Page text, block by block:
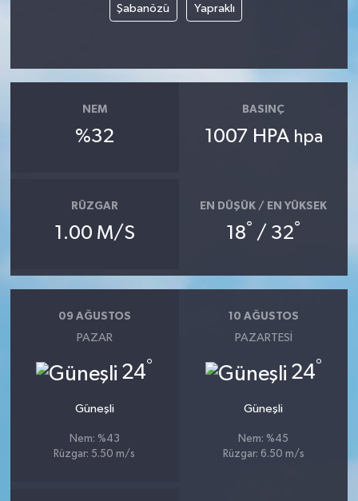
Şabanözü Yapraklı
NEM
%32
BASINÇ
1007 HPA hpa
RÜZGAR
1.00 M/S
EN DÜŞÜK / EN YÜKSEK
18° / 32°
09 AĞUSTOS
PAZAR
24°
Güneşli
Nem: %43
Rüzgar: 5.50 m/s
10 AĞUSTOS
PAZARTESI
24°
Güneşli
Nem: %45
Rüzgar: 6.50 m/s